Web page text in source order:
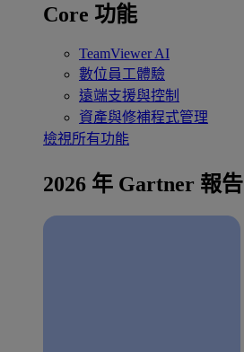
Core 功能
TeamViewer AI
數位員工體驗
遠端支援與控制
資產與修補程式管理
檢視所有功能
2026 年 Gartner 報告